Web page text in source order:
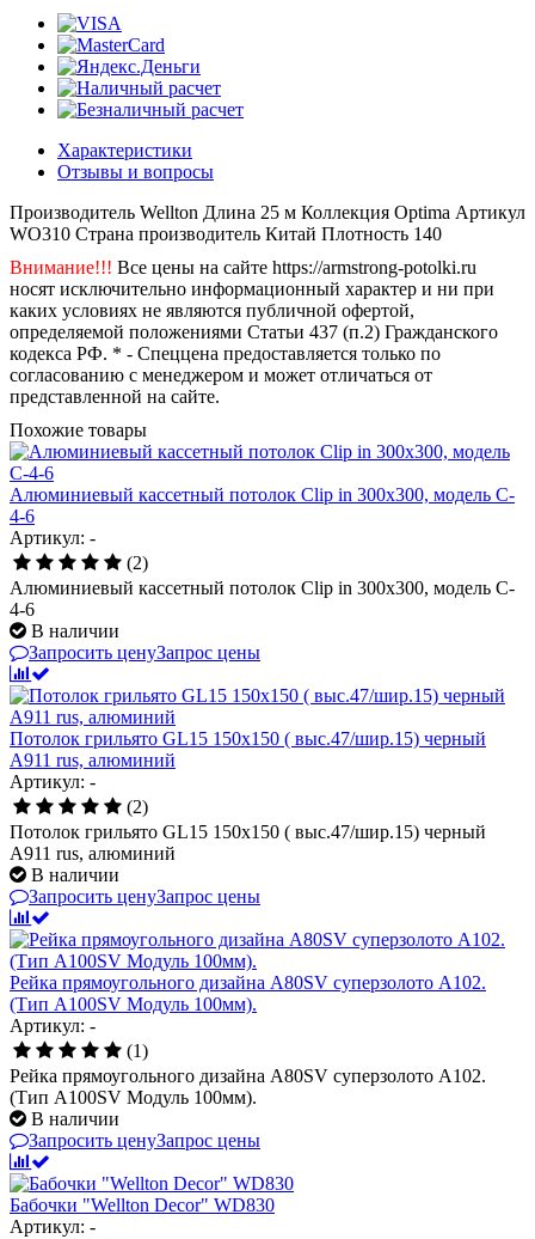
Характеристики
Отзывы и вопросы
Производитель Wellton Длина 25 м Коллекция Optima Артикул
WO310 Страна производитель Китай Плотность 140
Внимание!!! Все цены на сайте https://armstrong-potolki.ru
носят исключительно информационный характер и ни при
каких условиях не являются публичной офертой,
определяемой положениями Статьи 437 (п.2) Гражданского
кодекса РФ. * - Спеццена предоставляется только по
согласованию с менеджером и может отличаться от
представленной на сайте.
Похожие товары
Алюминиевый кассетный потолок Clip in 300х300, модель C-
4-6
Артикул: -
(2)
Алюминиевый кассетный потолок Clip in 300х300, модель C-
4-6
В наличии
Запросить ценуЗапрос цены
Потолок грильято GL15 150х150 ( выс.47/шир.15) черный
А911 rus, алюминий
Артикул: -
(2)
Потолок грильято GL15 150х150 ( выс.47/шир.15) черный
А911 rus, алюминий
В наличии
Запросить ценуЗапрос цены
Рейка прямоугольного дизайна A80SV суперзолото A102.
(Тип A100SV Модуль 100мм).
Артикул: -
(1)
Рейка прямоугольного дизайна A80SV суперзолото A102.
(Тип A100SV Модуль 100мм).
В наличии
Запросить ценуЗапрос цены
Бабочки "Wellton Decor" WD830
Артикул: -